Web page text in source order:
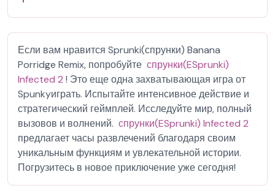
Если вам нравится Sprunki(спрунки) Banana
Porridge Remix, попробуйте спрунки(ESprunki)
Infected 2 ! Это еще одна захватывающая игра от
Spunkyиграть. Испытайте интенсивное действие и
стратегический геймплей. Исследуйте мир, полный
вызовов и волнений. спрунки(ESprunki) Infected 2
предлагает часы развлечений благодаря своим
уникальным функциям и увлекательной истории.
Погрузитесь в новое приключение уже сегодня!